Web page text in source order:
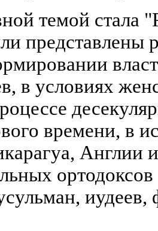
темой стала
представлены
в условиях
времени, в
Англии
иудеев,